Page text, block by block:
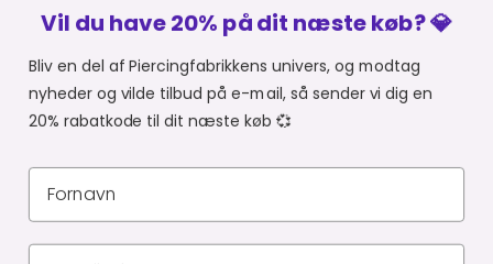
OM PIERCINGFABRIKKEN
MER FRA PIERCINGFABRIKKEN
SHOPPER FRA:Du er i
Vil du have 20% på dit næste køb? 💎
Bliv en del af Piercingfabrikkens univers, og modtag
nyheder og vilde tilbud på e-mail, så sender vi dig en
20% rabatkode til dit næste køb 💞